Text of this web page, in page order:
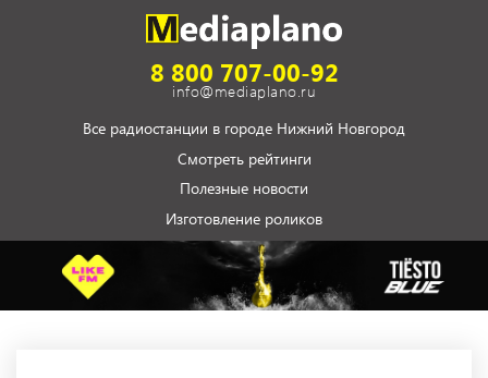
8 800 707-00-92
info@mediaplano.ru
Все радиостанции в городе Нижний Новгород
Смотреть рейтинги
Полезные новости
Изготовление роликов